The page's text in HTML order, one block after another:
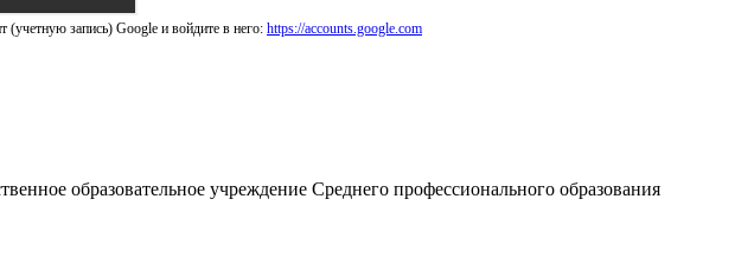
(учетную запись) Google и войдите в него: https://accounts.google.com
образовательное учреждение Среднего профессионального образования